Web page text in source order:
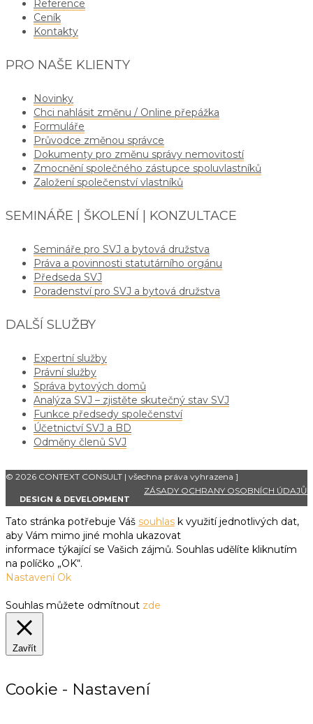
Reference
Ceník
Kontakty
PRO NAŠE KLIENTY
Novinky
Chci nahlásit změnu / Online přepážka
Formuláře
Průvodce změnou správce
Dokumenty pro změnu správy nemovitostí
Zmocnění společného zástupce spoluvlastníků
Založení společenství vlastníků
SEMINÁŘE | ŠKOLENÍ | KONZULTACE
Semináře pro SVJ a bytová družstva
Práva a povinnosti statutárního orgánu
Předseda SVJ
Poradenství pro SVJ a bytová družstva
DALŠÍ SLUŽBY
Expertní služby
Právní služby
Správa bytových domů
Analýza SVJ – zjistěte skutečný stav SVJ
Funkce předsedy společenství
Účetnictví SVJ a BD
Odměny členů SVJ
© 2026 CONTEXT CONSULT | všechna práva vyhrazena
ZÁSADY OCHRANY OSOBNÍCH ÚDAJŮ
]
DESIGN & DEVELOPMENT
Tato stránka potřebuje Váš souhlas k využití jednotlivých dat,
aby Vám mimo jiné mohla ukazovat
informace týkající se Vašich zájmů. Souhlas udělíte kliknutím
na políčko „OK“.
Nastavení Ok
Souhlas můžete odmítnout zde
Zavřít
Cookie - Nastavení